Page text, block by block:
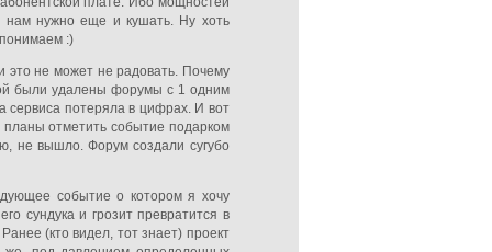
нам нужно еще и кушать. Ну хоть
:)
это не может не радовать. Почему
были удалены форумы с 1 одним
сервиса потеряла в цифрах. И вот
планы отметить событие подарком
не вышло. Форум создали сугубо
событие о котором я хочу
сундука и грозит превратится в
(кто видел, тот знает) проект